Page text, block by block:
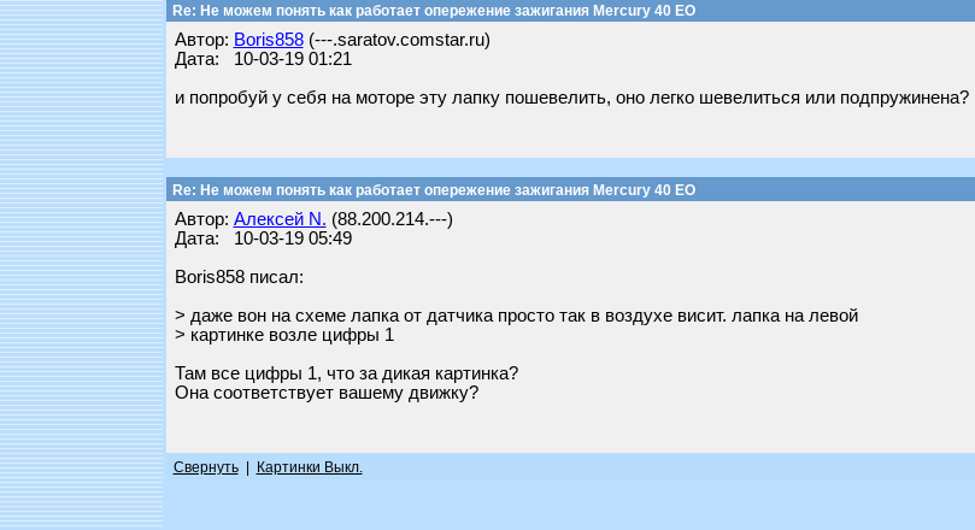
Re: Не можем понять как работает опережение зажигания Mercury 40 EO
Автор: Boris858(---.saratov.comstar.ru)
Дата: 10-03-19 01:21
и попробуй у себя на моторе эту лапку пошевелить, оно легко шевелиться или подпружинена?
Re: Не можем понять как работает опережение зажигания Mercury 40 EO
Автор: Алексей N. (88.200.214.---)
Дата: 10-03-19 05:49
Boris858 писал:
> даже вон на схеме лапка от датчика просто так в воздухе висит. лапка на левой
> картинке возле цифры 1
Там все цифры 1, что за дикая картинка?
Она соответствует вашему движку?
Свернуть| Картинки Выкл.